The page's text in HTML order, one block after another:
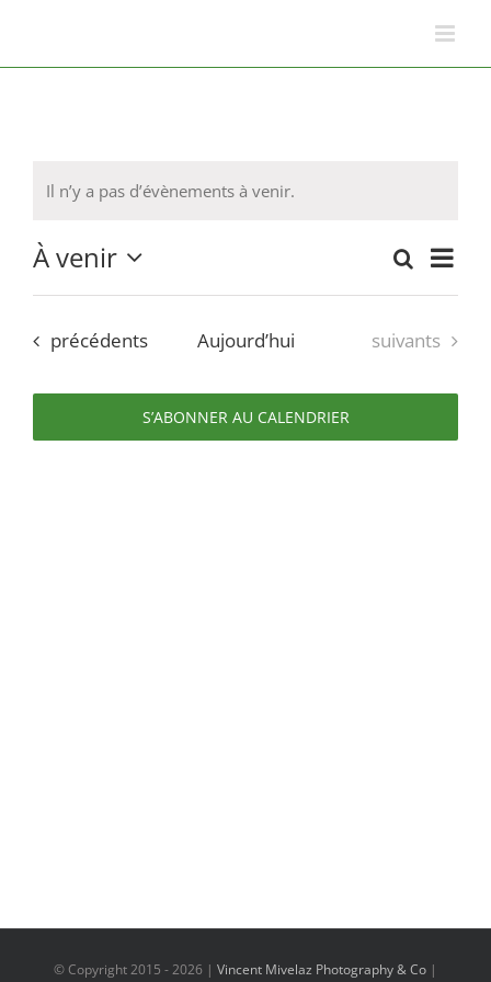
Il n’y a pas d’évènements à venir.
de
vues
de
Liste
À venir
Sélectionnez
date.
Évènements
précédents Aujourd’hui Évènements
suivants
S’ABONNER AU CALENDRIER
© Copyright 2015 -2026 | Vincent Mivelaz Photography & Co |